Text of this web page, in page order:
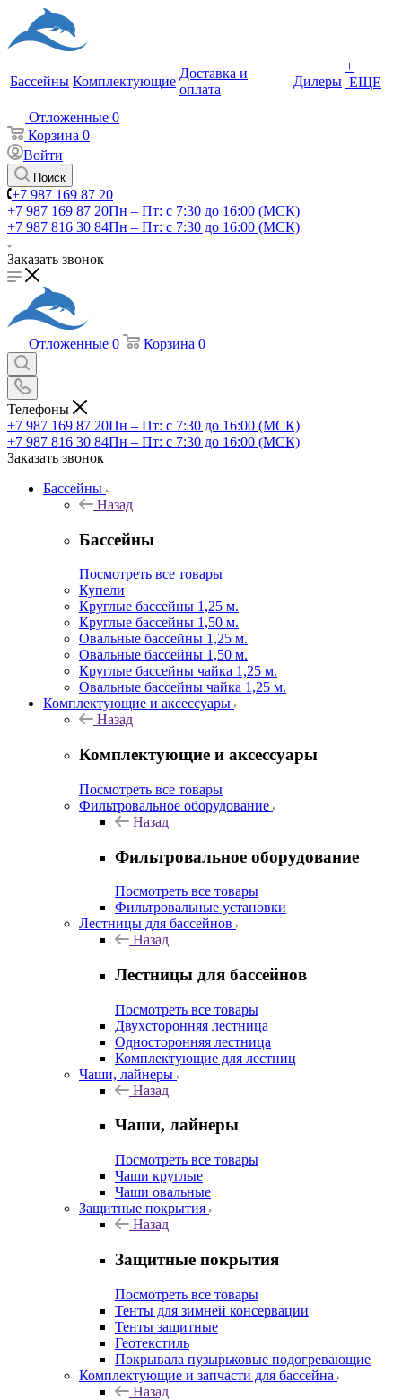
Бассейны Комплектующие
Доставка и
оплата
Дилеры
+
ЕЩЕ
Отложенные 0
Корзина 0
Войти
Поиск
+7 987 169 87 20
+7 987 169 87 20Пн – Пт: с 7:30 до 16:00 (МСК)
+7 987 816 30 84Пн – Пт: с 7:30 до 16:00 (МСК)
Заказать звонок
Отложенные 0 Корзина 0
Телефоны
+7 987 169 87 20Пн – Пт: с 7:30 до 16:00 (МСК)
+7 987 816 30 84Пн – Пт: с 7:30 до 16:00 (МСК)
Заказать звонок
Бассейны
Назад
Бассейны
Посмотреть все товары
Купели
Круглые бассейны 1,25 м.
Круглые бассейны 1,50 м.
Овальные бассейны 1,25 м.
Овальные бассейны 1,50 м.
Круглые бассейны чайка 1,25 м.
Овальные бассейны чайка 1,25 м.
Комплектующие и аксессуары
Назад
Комплектующие и аксессуары
Посмотреть все товары
Фильтровальное оборудование
Назад
Фильтровальное оборудование
Посмотреть все товары
Фильтровальные установки
Лестницы для бассейнов
Назад
Лестницы для бассейнов
Посмотреть все товары
Двухсторонняя лестница
Односторонняя лестница
Комплектующие для лестниц
Чаши, лайнеры
Назад
Чаши, лайнеры
Посмотреть все товары
Чаши круглые
Чаши овальные
Защитные покрытия
Назад
Защитные покрытия
Посмотреть все товары
Тенты для зимней консервации
Тенты защитные
Геотекстиль
Покрывала пузырьковые подогревающие
Комплектующие и запчасти для бассейна
Назад